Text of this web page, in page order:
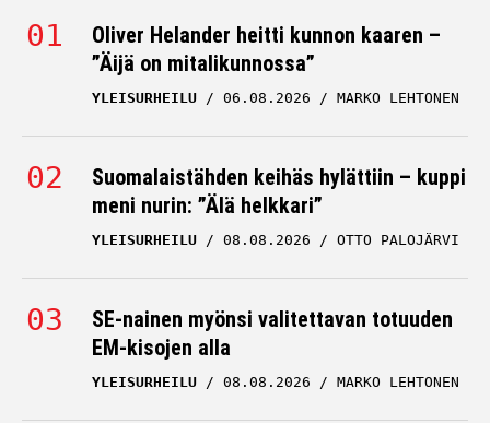
Oliver Helander heitti kunnon kaaren –
”Äijä on mitalikunnossa”
YLEISURHEILU 06.08.2026 MARKO LEHTONEN
Suomalaistähden keihäs hylättiin – kuppi
meni nurin: ”Älä helkkari”
YLEISURHEILU 08.08.2026 OTTO PALOJÄRVI
SE-nainen myönsi valitettavan totuuden
EM-kisojen alla
YLEISURHEILU 08.08.2026 MARKO LEHTONEN